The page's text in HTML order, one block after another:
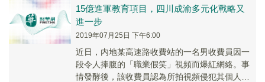
執...
15億進軍教育項目，四川成渝多元化戰略又
進一步
2019年07月25日 下午6:00
近日，内地某高速路收費站的一名男收費員因一
段令人捧腹的「職業假笑」視頻而爆紅網絡。事
情發酵後，該收費員認為所拍視頻侵犯其個人肖